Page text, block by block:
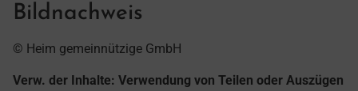
Bildnachweis
© Heim gemeinnützige GmbH
Verw. der Inhalte: Verwendung von Teilen oder Auszügen